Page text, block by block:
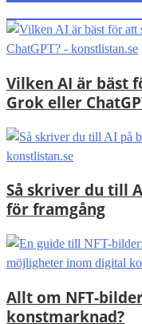
Vilken AI är bäst
Grok eller
Så skriver du till
för framgång
Allt om NFT-
konstmarknad?